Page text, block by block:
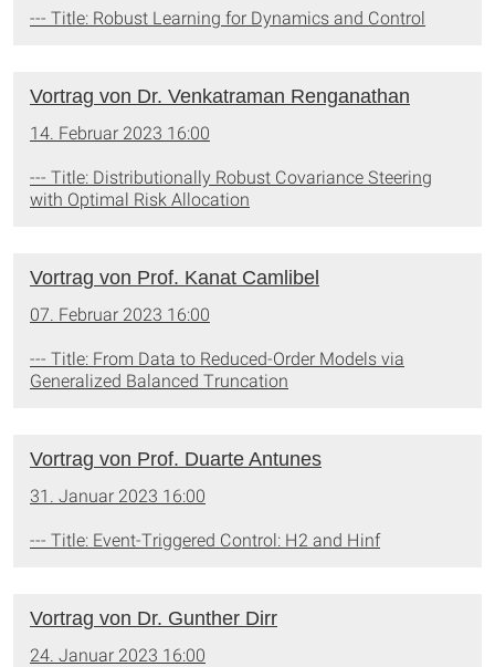
--- Title: Robust Learning for Dynamics and Control
Vortrag von Dr. Venkatraman Renganathan
14. Februar 2023 16:00
--- Title: Distributionally Robust Covariance Steering
with Optimal Risk Allocation
Vortrag von Prof. Kanat Camlibel
07. Februar 2023 16:00
--- Title: From Data to Reduced-Order Models via
Generalized Balanced Truncation
Vortrag von Prof. Duarte Antunes
31. Januar 2023 16:00
--- Title: Event-Triggered Control: H2 and Hinf
Vortrag von Dr. Gunther Dirr
24. Januar 2023 16:00